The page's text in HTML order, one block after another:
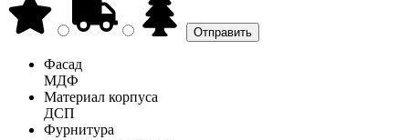
Фасад
МДФ
Материал корпуса
ДСП
Фурнитура